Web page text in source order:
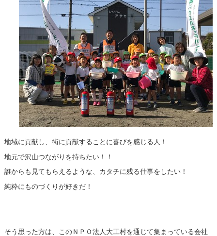
地域に貢献し、街に貢献することに喜びを感じる人！
地元で沢山つながりを持ちたい！！
誰からも見てもらえるような、カタチに残る仕事をしたい！
純粋にものづくりが好きだ！
そう思った方は、このＮＰＯ法人大工村を通じて集まっている会社